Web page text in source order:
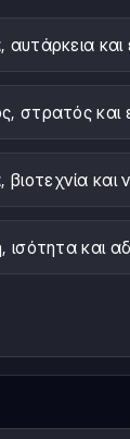
αυτάρκεια και
στρατός και
βιοτεχνία και
ισότητα και